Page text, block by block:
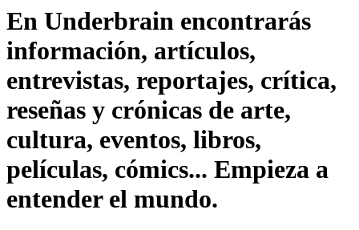
En Underbrain encontrarás
información, artículos,
entrevistas, reportajes, crítica,
reseñas y crónicas de arte,
cultura, eventos, libros,
películas, cómics... Empieza a
entender el mundo.